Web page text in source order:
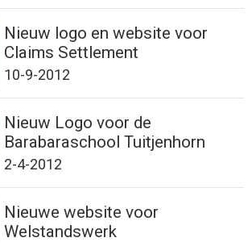
Nieuw logo en website voor
Claims Settlement
10-9-2012
Nieuw Logo voor de
Barabaraschool Tuitjenhorn
2-4-2012
Nieuwe website voor
Welstandswerk